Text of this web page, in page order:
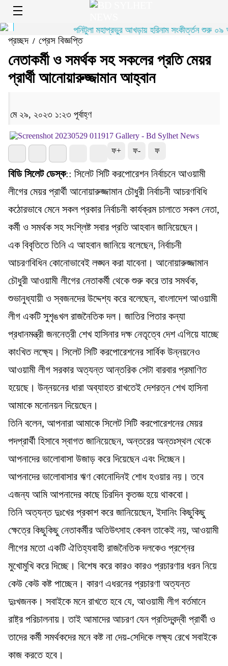
পনিটুলা মহাপ্রভুর আখড়ায় হরিনাম সংকীর্ত্তন শুরু ০৯
প্রচ্ছদ/ প্রেস বিজ্ঞপ্তি
নেতাকর্মী ও সমর্থক সহ সকলের প্রতি মেয়র
প্রার্থী আনোয়ারুজ্জামান আহ্বান
মে ২৯, ২০২৩ ১:২৩ পূর্বাহ্ণ
ফ+ ফ- ফ
বিডি সিলেট ডেস্ক:: সিলেট সিটি করপোরেশন নির্বাচনে আওয়ামী
লীগের মেয়র প্রার্থী আনোয়ারুজ্জামান চৌধুরী নির্বাচনী আচরণবিধি
কঠোরভাবে মেনে সকল প্রকার নির্বাচনী কার্যক্রম চালাতে সকল নেতা,
কর্মী ও সমর্থক সহ সংশ্লিষ্ট সবার প্রতি আহবান জানিয়েছেন।
এক বিবৃতিতে তিনি এ আহবান জানিয়ে বলেছেন, নির্বাচনী
আচরণবিধিন কোনোভাবেই লঙ্ঘন করা যাবেনা। আনোয়ারুজ্জামান
চৌধুরী আওয়ামী লীগের নেতাকর্মী থেকে শুরু করে তার সমর্থক,
শুভানুধ্যায়ী ও স্বজনদের উদ্দেশ্য করে বলেছেন, বাংলাদেশ আওয়ামী
লীগ একটি সুশৃঙখল রাজনৈতিক দল। জাতির পিতার কন্যা
প্রধানমন্ত্রী জননেত্রী শেখ হাসিনার দক্ষ নেতৃত্বে দেশ এগিয়ে যাচ্ছে
কাংখিত লক্ষ্যে। সিলেট সিটি করপোরেশনের সার্বিক উন্নয়নেও
আওয়ামী লীগ সরকার অত্যন্ত আন্তরিক সেটা বারবার প্রমাণিত
হয়েছে। উন্নয়নের ধারা অব্যাহত রাখতেই দেশরত্ন শেখ হাসিনা
আমাকে মনোনয়ন দিয়েছেন।
তিনি বলেন, আপনারা আমাকে সিলেট সিটি করপোরেশনের মেয়র
পদপ্রার্থী হিসাবে স্বাগত জানিয়েছেন, অন্তরের অন্তঃস্থল থেকে
আপনাদের ভালোবাসা উজাড় করে দিয়েছেন এবং দিচ্ছেন।
আপনাদের ভালোবাসার ঋণ কোনোদিনই শোধ হওয়ার নয়। তবে
এজন্য আমি আপনাদের কাছে চিরদিন কৃতজ্ঞ হয়ে থাকবো।
তিনি অত্যন্ত দুঃখের প্রকাশ করে জানিয়েছেন, ইদানিং কিছুকিছু
ক্ষেত্রে কিছুকিছু নেতাকর্মীর অতিউৎসাহ কেবল তাকেই নয়, আওয়ামী
লীগের মতো একটি ঐতিহ্যবাহী রাজনৈতিক দলকেও প্রশ্নের
মুখোমুখি করে দিচ্ছে। বিশেষ করে কারও কারও প্রচারণার ধরন নিয়ে
কেউ কেউ কষ্ট পাচ্ছেন। কারণ এধরনের প্রচারণা অত্যন্ত
দুঃখজনক। সবাইকে মনে রাখতে হবে যে, আওয়ামী লীগ বর্তমানে
রাষ্ট্র পরিচালনায়। তাই আমাদের আচরণ যেন প্রতিদ্বন্দ্বী প্রার্থী ও
তাদের কর্মী সমর্থকদের মনে কষ্ট না দেয়-সেদিকে লক্ষ্য রেখে সবাইকে
কাজ করতে হবে।